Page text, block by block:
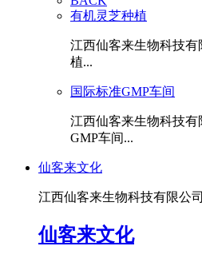
有机灵芝种植
江西仙客来生物科技
植...
国际标准GMP车间
江西仙客来生物科技
GMP车间...
仙客来文化
江西仙客来生物科技有限公
仙客来文化